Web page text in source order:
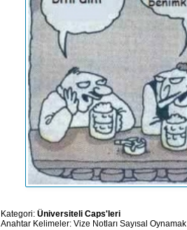
Kategori: Üniversiteli Caps'leri
Anahtar Kelimeler: Vize Notları Sayısal Oynamak